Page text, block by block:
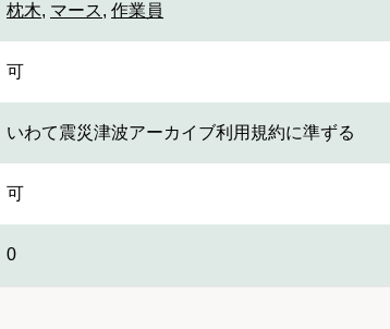
枕木, マース, 作業員
可
いわて震災津波アーカイブ利用規約に準ずる
可
0